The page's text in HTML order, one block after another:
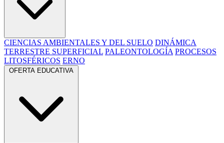
CIENCIAS AMBIENTALES Y DEL SUELO DINÁMICA
TERRESTRE SUPERFICIAL PALEONTOLOGÍA PROCESOS
LITOSFÉRICOS ERNO
OFERTA EDUCATIVA